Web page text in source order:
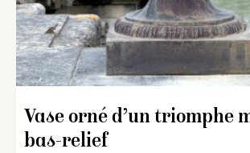
Vase orné d’un triomphe
bas-relief